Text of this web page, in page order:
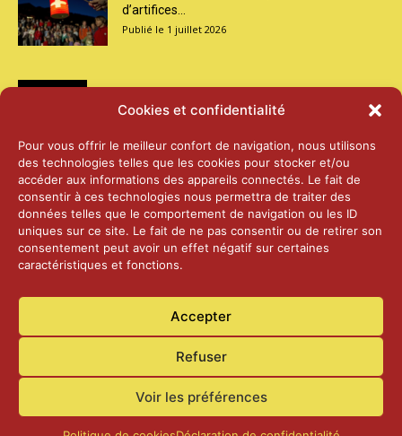
Cookies et confidentialité
Pour vous offrir le meilleur confort de navigation, nous utilisons
des technologies telles que les cookies pour stocker et/ou
accéder aux informations des appareils connectés. Le fait de
consentir à ces technologies nous permettra de traiter des
données telles que le comportement de navigation ou les ID
uniques sur ce site. Le fait de ne pas consentir ou de retirer son
consentement peut avoir un effet négatif sur certaines
caractéristiques et fonctions.
Accepter
Refuser
Voir les préférences
d’artifices...
1 juillet 2026
2026 – Laiterie d’Orsières et Abbaye de St-
Maurice
25 juin 2026
2025 – Palais Fédéral – Berne
25 juin 2026
Aînés – Noël 2024